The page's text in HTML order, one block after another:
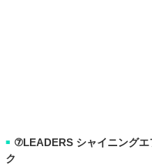
■ ⑦LEADERS シャイニングエ
ク